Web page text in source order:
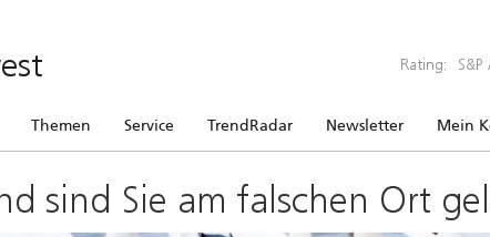
Rating: S&P
Themen Service TrendRadar Newsletter Mein
sind Sie am falschen Ort